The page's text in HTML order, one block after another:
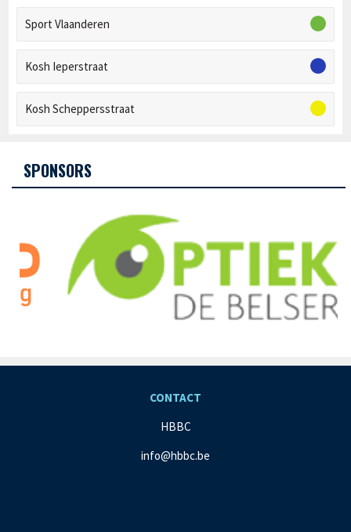
Sport Vlaanderen
Kosh Ieperstraat
Kosh Scheppersstraat
SPONSORS
CONTACT
HBBC
info@hbbc.be